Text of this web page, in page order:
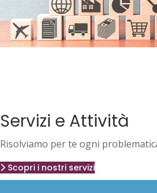
Servizi e Attività
Risolviamo per te ogni
Scopri i nostri servizi